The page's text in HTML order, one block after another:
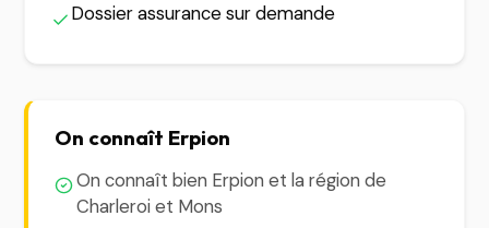
Dossier assurance sur demande
On connaît Erpion
On connaît bien Erpion et la région de
Charleroi et Mons